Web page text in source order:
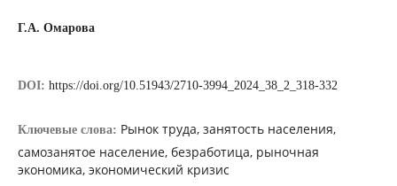
Г.А. Омарова
DOI: https://doi.org/10.51943/2710-3994_2024_38_2_318-332
Ключевые слова: Рынок труда, занятость населения,
самозанятое население, безработица, рыночная
экономика, экономический кризис